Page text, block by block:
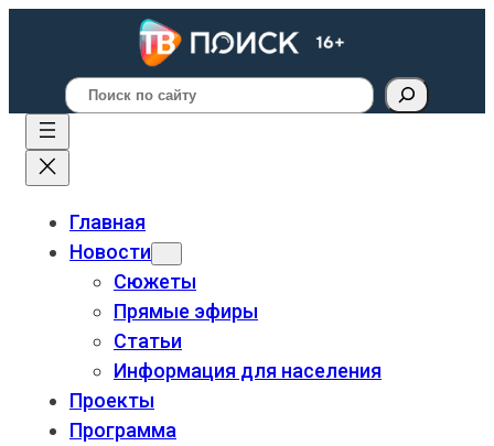
Поиск
Главная
Новости
Сюжеты
Прямые эфиры
Статьи
Информация для населения
Проекты
Программа